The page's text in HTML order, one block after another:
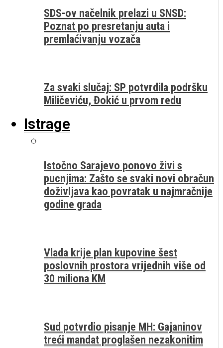
SDS-ov načelnik prelazi u SNSD:
Poznat po presretanju auta i
premlaćivanju vozača
Za svaki slučaj: SP potvrdila podršku
Miličeviću, Đokić u prvom redu
Istrage
Istočno Sarajevo ponovo živi s
pucnjima: Zašto se svaki novi obračun
doživljava kao povratak u najmračnije
godine grada
Vlada krije plan kupovine šest
poslovnih prostora vrijednih više od
30 miliona KM
Sud potvrdio pisanje MH: Gajaninov
treći mandat proglašen nezakonitim